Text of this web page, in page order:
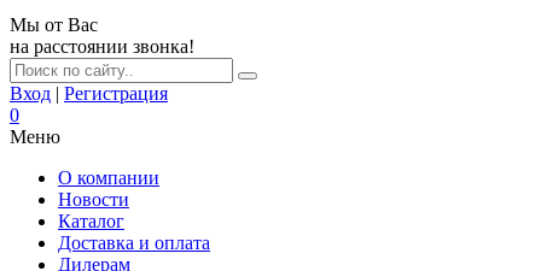
Мы от Вас
на расстоянии звонка!
Вход | Регистрация
0
Меню
О компании
Новости
Каталог
Доставка и оплата
Дилерам